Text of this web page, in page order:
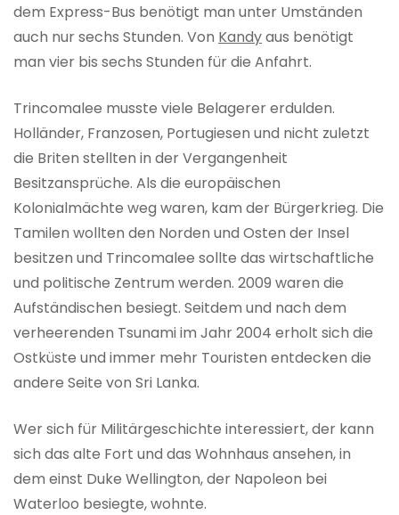
dem Express-Bus benötigt man unter Umständen
auch nur sechs Stunden. Von Kandyaus benötigt
man vier bis sechs Stunden für die Anfahrt.
Trincomalee musste viele Belagerer erdulden.
Holländer, Franzosen, Portugiesen und nicht zuletzt
die Briten stellten in der Vergangenheit
Besitzansprüche. Als die europäischen
Kolonialmächte weg waren, kam der Bürgerkrieg. Die
Tamilen wollten den Norden und Osten der Insel
besitzen und Trincomalee sollte das wirtschaftliche
und politische Zentrum werden. 2009 waren die
Aufständischen besiegt. Seitdem und nach dem
verheerenden Tsunami im Jahr 2004 erholt sich die
Ostküste und immer mehr Touristen entdecken die
andere Seite von Sri Lanka.
Wer sich für Militärgeschichte interessiert, der kann
sich das alte Fort und das Wohnhaus ansehen, in
dem einst Duke Wellington, der Napoleon bei
Waterloo besiegte, wohnte.